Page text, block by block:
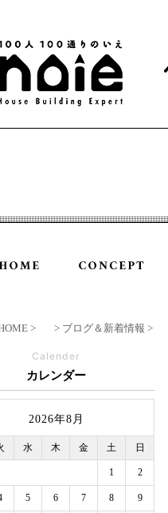
> ブログ＆新着情報
Calender
カレンダー
2026年8月
水 木 金 土 日
1 2
5 6 7 8 9